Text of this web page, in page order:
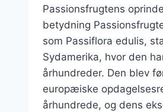
Passionsfrugtens
betydning
som Passiflora edulis,
Sydamerika, hvor den
århundreder. Den blev
europæiske
århundrede, og dens